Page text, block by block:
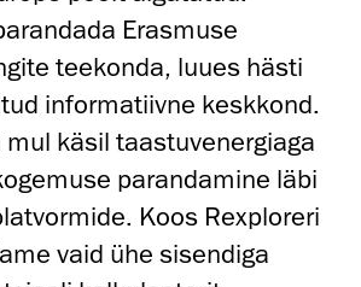
Erasmuse
teekonda, luues hästi
informatiivne keskkond.
mul käsil taastuvenergiaga
parandamine läbi
Koos Rexploreri
vaid ühe sisendiga